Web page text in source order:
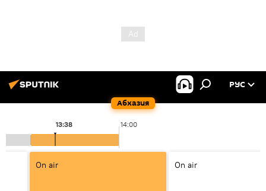
Абхазия
РУС
14:00
13:38
On air On air